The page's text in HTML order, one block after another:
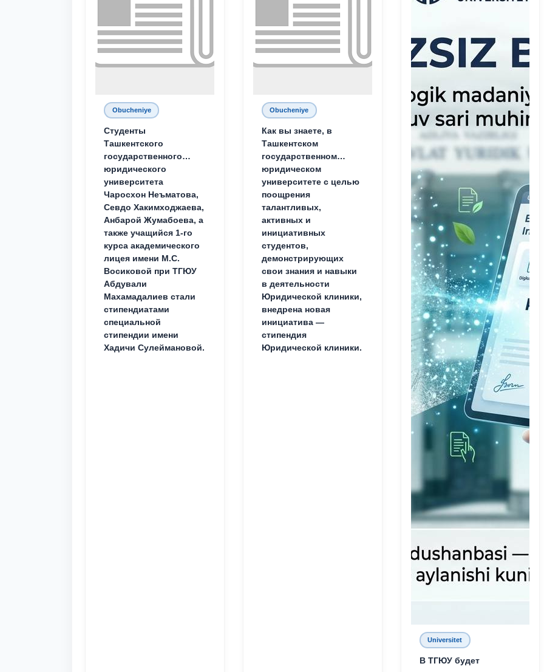
Obucheniye
Студенты
Ташкентского
государственного
юридического
университета
Чаросхон Неъматова,
Севдо Хакимходжаева,
Анбарой Жумабоева, а
также учащийся 1-го
курса академического
лицея имени М.С.
Восиковой при ТГЮУ
Абдували
Махамадалиев стали
стипендиатами
специальной
стипендии имени
Хадичи Сулеймановой.
Obucheniye
Как вы знаете, в
Ташкентском
государственном
юридическом
университете с целью
поощрения
талантливых,
активных и
инициативных
студентов,
демонстрирующих
свои знания и навыки
в деятельности
Юридической клиники,
внедрена новая
инициатива —
стипендия
Юридической клиники.
Universitet
В ТГЮУ будет